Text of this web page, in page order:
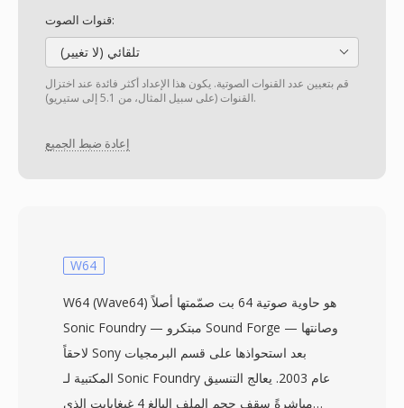
قنوات الصوت:
تلقائي (لا تغيير)
قم بتعيين عدد القنوات الصوتية. يكون هذا الإعداد أكثر فائدة عند اختزال
القنوات (على سبيل المثال، من 5.1 إلى ستيريو).
إعادة ضبط الجميع
W64
W64 (Wave64) هو حاوية صوتية 64 بت صمّمتها أصلاً
Sonic Foundry — مبتكرو Sound Forge — وصانتها
لاحقاً Sony بعد استحواذها على قسم البرمجيات
المكتبية لـ Sonic Foundry عام 2003. يعالج التنسيق
مباشرةً سقف حجم الملف البالغ 4 غيغابايت الذي